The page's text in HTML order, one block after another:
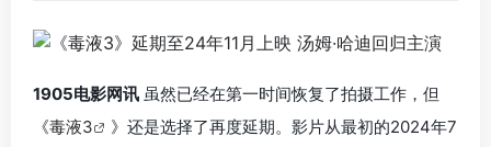
1905电影网讯 虽然已经在第一时间恢复了拍摄工作，但
《毒液3
》还是选择了再度延期。影片从最初的2024年7